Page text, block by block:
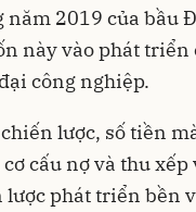
2019 của bầu
này vào phát triển
công nghiệp.
lược, số tiền
cấu nợ và thu
phát triển bền